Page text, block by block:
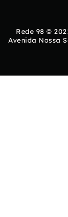
Rede 98 ©
Avenida Nossa